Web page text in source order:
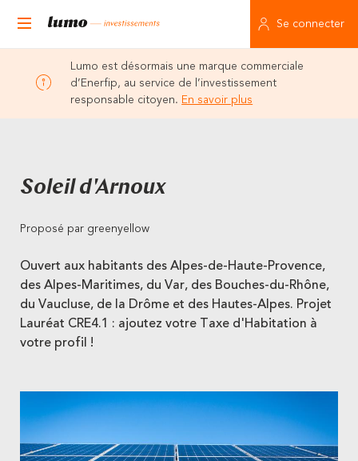
Se connecter
Lumo est désormais une marque commerciale
d’Enerfip, au service de l’investissement
responsable citoyen. En savoir plus
Soleil d'Arnoux
Proposé par greenyellow
Ouvert aux habitants des Alpes-de-Haute-Provence,
des Alpes-Maritimes, du Var, des Bouches-du-Rhône,
du Vaucluse, de la Drôme et des Hautes-Alpes. Projet
Lauréat CRE4.1 : ajoutez votre Taxe d'Habitation à
votre profil !